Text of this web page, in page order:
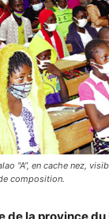
"A”, en cache nez,
composition.